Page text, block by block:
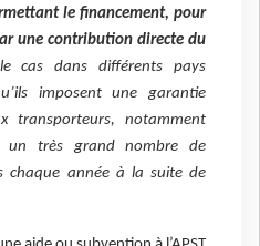
le financement, pour
une contribution directe du
cas dans différents pays
imposent une garantie
transporteurs, notamment
un très grand nombre de
chaque année à la suite de